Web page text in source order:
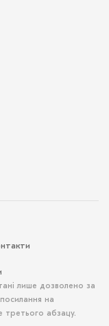
лише дозволено за
на
третього абзацу.